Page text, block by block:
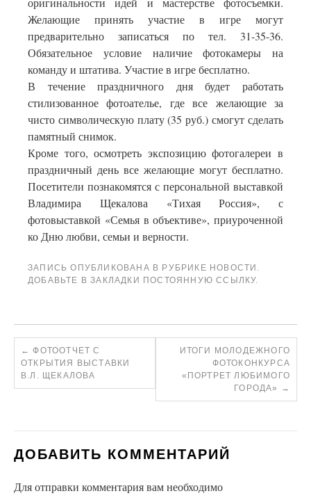
Желающие принять участие в игре могут
предварительно записаться по тел. 31-35-36.
Обязательное условие наличие фотокамеры на
команду и штатива. Участие в игре бесплатно.
В течение праздничного дня будет работать
стилизованное фотоателье, где все желающие за
чисто символическую плату (35 руб.) смогут сделать
памятный снимок.
Кроме того, осмотреть экспозицию фотогалереи в
праздничный день все желающие могут бесплатно.
Посетители познакомятся с персональной выставкой
Владимира Щекалова «Тихая Россия», с
фотовыставкой «Семья в объективе», приуроченной
ко Дню любви, семьи и верности.
ЗАПИСЬ ОПУБЛИКОВАНА В РУБРИКЕ НОВОСТИ .
ДОБАВЬТЕ В ЗАКЛАДКИ
ПОСТОЯННУЮ ССЫЛКУ.
← ФОТООТЧЕТ С
ОТКРЫТИЯ ВЫСТАВКИ
В.Л. ЩЕКАЛОВА
ИТОГИ МОЛОДЕЖНОГО
ФОТОКОНКУРСА
«ПОРТРЕТ ЛЮБИМОГО
ГОРОДА»
→
ДОБАВИТЬ КОММЕНТАРИЙ
Для отправки комментария вам необходимо